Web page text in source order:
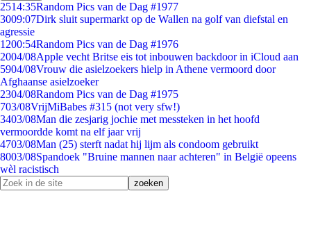
2514:35Random Pics van de Dag #1977
3009:07Dirk sluit supermarkt op de Wallen na golf van diefstal en
agressie
1200:54Random Pics van de Dag #1976
2004/08Apple vecht Britse eis tot inbouwen backdoor in iCloud aan
5904/08Vrouw die asielzoekers hielp in Athene vermoord door
Afghaanse asielzoeker
2304/08Random Pics van de Dag #1975
703/08VrijMiBabes #315 (not very sfw!)
3403/08Man die zesjarig jochie met messteken in het hoofd
vermoordde komt na elf jaar vrij
4703/08Man (25) sterft nadat hij lijm als condoom gebruikt
8003/08Spandoek "Bruine mannen naar achteren" in België opeens
wèl racistisch